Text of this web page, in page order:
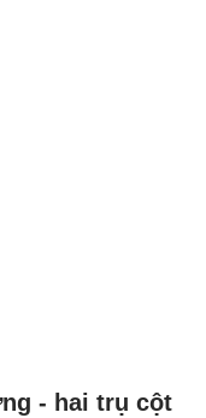
- hai trụ cột